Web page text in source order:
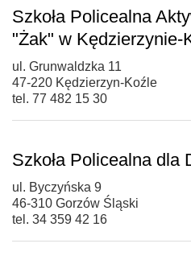
Szkoła Policealna
"Żak" w Kędzierzynie-
ul. Grunwaldzka 11
47-220 Kędzierzyn-Koźle
tel. 77 482 15 30
Szkoła Policealna dla
ul. Byczyńska 9
46-310 Gorzów Śląski
tel. 34 359 42 16